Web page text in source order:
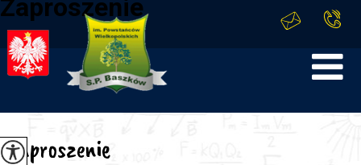
Zaproszenie
Zaproszenie